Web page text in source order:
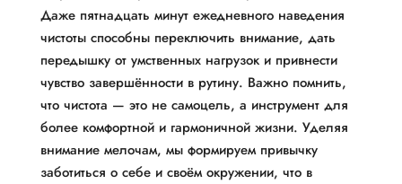
Даже пятнадцать минут ежедневного наведения
чистоты способны переключить внимание, дать
передышку от умственных нагрузок и привнести
чувство завершённости в рутину. Важно помнить,
что чистота — это не самоцель, а инструмент для
более комфортной и гармоничной жизни. Уделяя
внимание мелочам, мы формируем привычку
заботиться о себе и своём окружении, что в